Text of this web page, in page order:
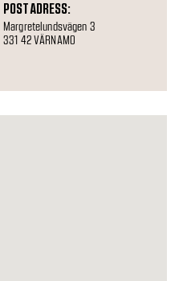
POSTADRESS:
Margretelundsvägen 3
331 42 VÄRNAMO